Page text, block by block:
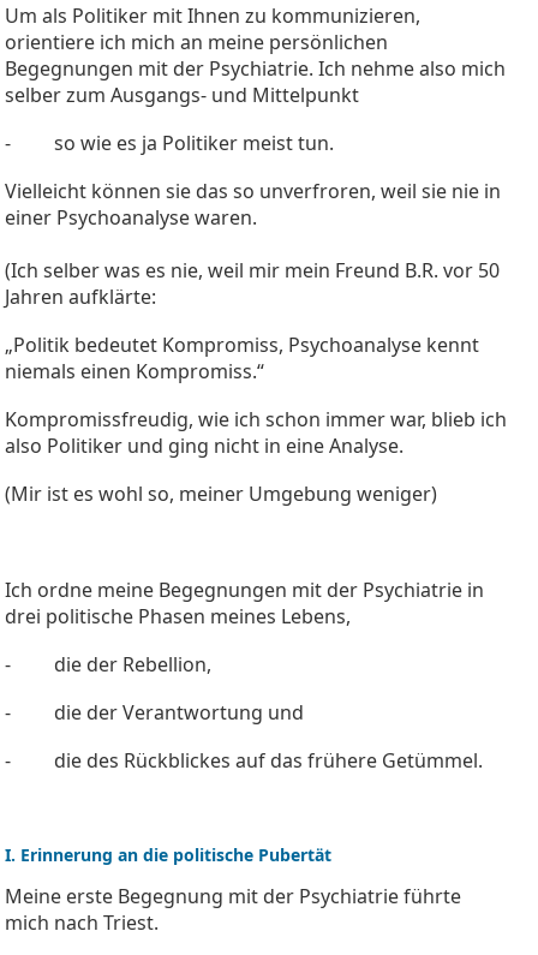
Um als Politiker mit Ihnen zu kommunizieren,
orientiere ich mich an meine persönlichen
Begegnungen mit der Psychiatrie. Ich nehme also mich
selber zum Ausgangs- und Mittelpunkt
- so wie es ja Politiker meist tun.
Vielleicht können sie das so unverfroren, weil sie nie in
einer Psychoanalyse waren.
(Ich selber was es nie, weil mir mein Freund B.R. vor 50
Jahren aufklärte:
„Politik bedeutet Kompromiss, Psychoanalyse kennt
niemals einen Kompromiss.“
Kompromissfreudig, wie ich schon immer war, blieb ich
also Politiker und ging nicht in eine Analyse.
(Mir ist es wohl so, meiner Umgebung weniger)
Ich ordne meine Begegnungen mit der Psychiatrie in
drei politische Phasen meines Lebens,
- die der Rebellion,
- die der Verantwortung und
- die des Rückblickes auf das frühere Getümmel.
I. Erinnerung an die politische Pubertät
Meine erste Begegnung mit der Psychiatrie führte
mich nach Triest.